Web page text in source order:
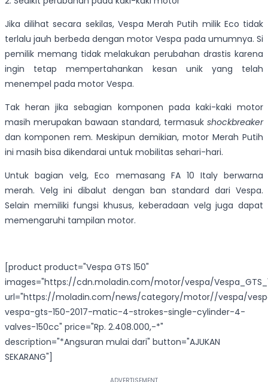
Jika dilihat secara sekilas, Vespa Merah Putih milik Eco tidak
terlalu jauh berbeda dengan motor Vespa pada umumnya. Si
pemilik memang tidak melakukan perubahan drastis karena
ingin tetap mempertahankan kesan unik yang telah
menempel pada motor Vespa.
Tak heran jika sebagian komponen pada kaki-kaki motor
masih merupakan bawaan standard, termasuk shockbreaker
dan komponen rem. Meskipun demikian, motor Merah Putih
ini masih bisa dikendarai untuk mobilitas sehari-hari.
Untuk bagian velg, Eco memasang FA 10 Italy berwarna
merah. Velg ini dibalut dengan ban standard dari Vespa.
Selain memiliki fungsi khusus, keberadaan velg juga dapat
memengaruhi tampilan motor.
[product product="Vespa GTS 150"
images="https://cdn.moladin.com/motor/vespa/
url="https://moladin.com/news/category/motor//vespa/
vespa-gts-150-2017-matic-4-strokes-single-cylinder-4-
valves-150cc" price="Rp. 2.408.000,-*"
description="*Angsuran mulai dari" button="AJUKAN
SEKARANG"]